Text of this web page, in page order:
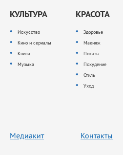
КУЛЬТУРА
Искусство
Кино и сериалы
Книги
Музыка
КРАСОТА
Здоровье
Макияж
Показы
Похудение
Стиль
Уход
Медиакит Контакты